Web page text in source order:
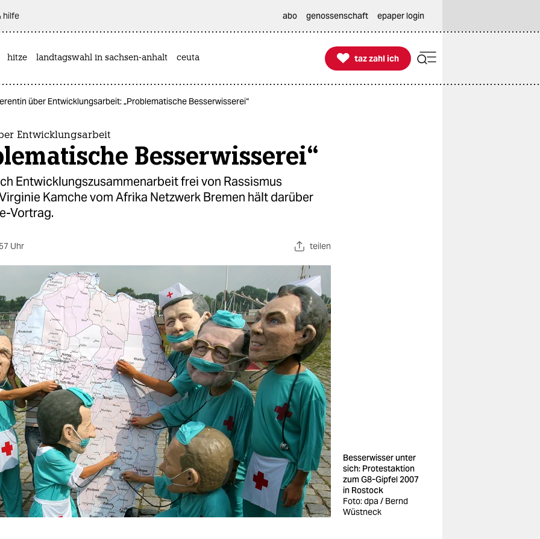
hilfe abo genossenschaft epaper login
hitze landtagswahl in sachsen-anhalt ceuta 
taz zahl ich
taz zahl ich
über Entwicklungsarbeit: „Problematische Besserwisserei“
Entwicklungsarbeit
Besserwisserei“
Entwicklungszusammenarbeit frei von Rassismus
Kamche vom Afrika Netzwerk Bremen hält darüber
Vortrag.
Uhr teilen
Besserwisser unter
sich: Protestaktion
zum G8-Gipfel 2007
in Rostock
Foto: dpa / Bernd
Wüstneck